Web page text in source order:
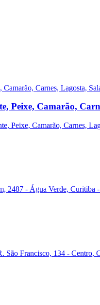
Peixe, Camarão,
Peixe, Camarão, Carnes,
2487 - Água Verde, Curitiba
São Francisco, 134 - Centro,